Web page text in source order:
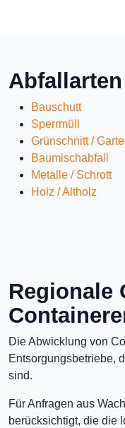
Bauschutt
Sperrmüll
Grünschnitt /
Baumischabfall
Metalle / Schrott
Holz / Altholz
Regionale
Die Abwicklung von
Entsorgungsbetriebe,
sind.
Für Anfragen aus
berücksichtigt, die die